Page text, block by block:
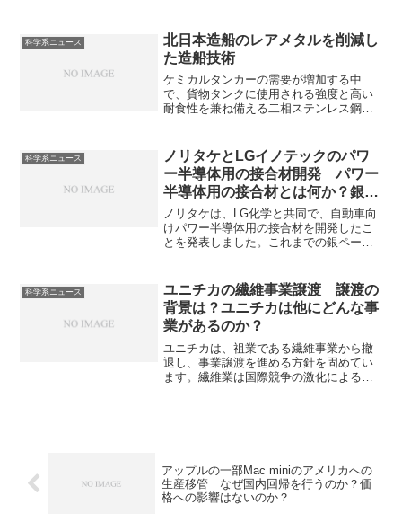
広く応用されています。ファインバブル
の特徴やPFASを除去できる理由を知るこ
とができます。
科学系ニュース
北日本造船のレアメタルを削減し
た造船技術
ケミカルタンカーの需要が増加する中
で、貨物タンクに使用される強度と高い
耐食性を兼ね備える二相ステンレス鋼が
のできる理由を知ることができます。
科学系ニュース
ノリタケとLGイノテックのパワ
ー半導体用の接合材開発 パワー
半導体用の接合材とは何か？銀ペ
ーストが使用される理由は何か？
ノリタケは、LG化学と共同で、自動車向
けパワー半導体用の接合材を開発したこ
とを発表しました。これまでの銀ペース
つためには冷凍保管が必要でした。銀ペ
ーストの特徴や利点、なぜ常温保存が可
能になったのかを知ることができます。
科学系ニュース
ユニチカの繊維事業譲渡 譲渡の
背景は？ユニチカは他にどんな事
業があるのか？
ユニチカは、祖業である繊維事業から撤
退し、事業譲渡を進める方針を固めてい
ます。繊維業は国際競争の激化による低
アップルの一部Mac miniのアメリカへの
生産移管 なぜ国内回帰を行うのか？価
格への影響はないのか？